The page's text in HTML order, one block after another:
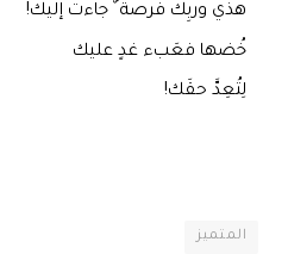
هذي وربِك فرصة ٌ جاءت إليك!
خُضها فعَبء غدٍ عليك
لِتُعِدَّ حقَك!
المتميز